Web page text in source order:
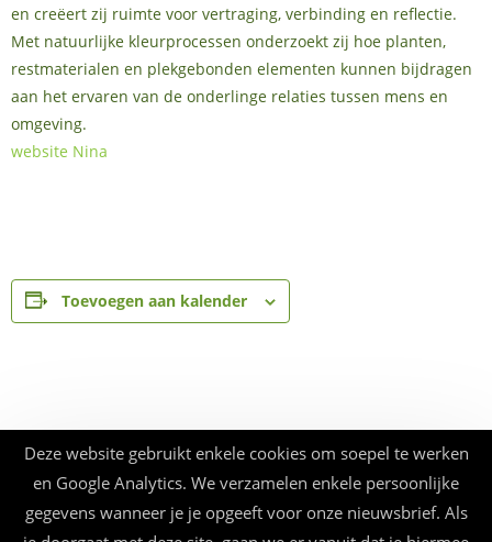
en creëert zij ruimte voor vertraging, verbinding en reflectie.
Met natuurlijke kleurprocessen onderzoekt zij hoe planten,
restmaterialen en plekgebonden elementen kunnen bijdragen
aan het ervaren van de onderlinge relaties tussen mens en
omgeving.
website Nina
Toevoegen aan kalender
Deze website gebruikt enkele cookies om soepel te werken
en Google Analytics. We verzamelen enkele persoonlijke
gegevens wanneer je je opgeeft voor onze nieuwsbrief. Als